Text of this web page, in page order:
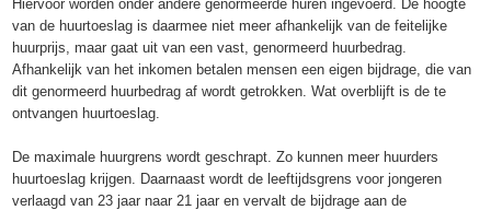
Hiervoor worden onder andere genormeerde huren ingevoerd. De hoogte
van de huurtoeslag is daarmee niet meer afhankelijk van de feitelijke
huurprijs, maar gaat uit van een vast, genormeerd huurbedrag.
Afhankelijk van het inkomen betalen mensen een eigen bijdrage, die van
dit genormeerd huurbedrag af wordt getrokken. Wat overblijft is de te
ontvangen huurtoeslag.
De maximale huurgrens wordt geschrapt. Zo kunnen meer huurders
huurtoeslag krijgen. Daarnaast wordt de leeftijdsgrens voor jongeren
verlaagd van 23 jaar naar 21 jaar en vervalt de bijdrage aan de